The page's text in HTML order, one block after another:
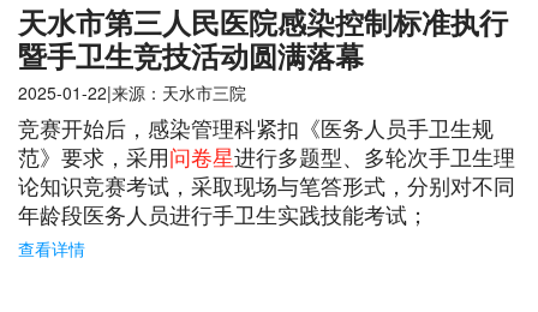
天水市第三人民医院感染控制标准执行
暨手卫生竞技活动圆满落幕
2025-01-22|来源：天水市三院
竞赛开始后，感染管理科紧扣《医务人员手卫生规
范》要求，采用问卷星进行多题型、多轮次手卫生理
论知识竞赛考试，采取现场与笔答形式，分别对不同
年龄段医务人员进行手卫生实践技能考试；
查看详情